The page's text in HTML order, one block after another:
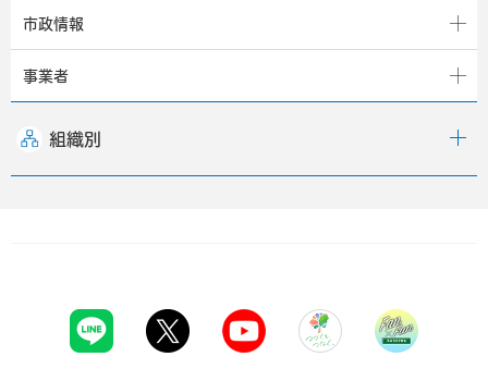
市政情報
事業者
組織別